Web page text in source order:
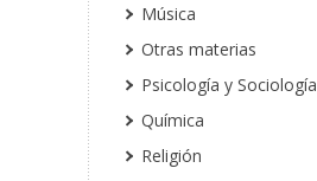
Música
Otras materias
Psicología y Sociología
Química
Religión